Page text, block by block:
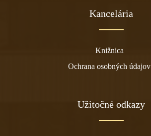
Kancelária
Knižnica
Ochrana osobných údajov
Užitočné odkazy